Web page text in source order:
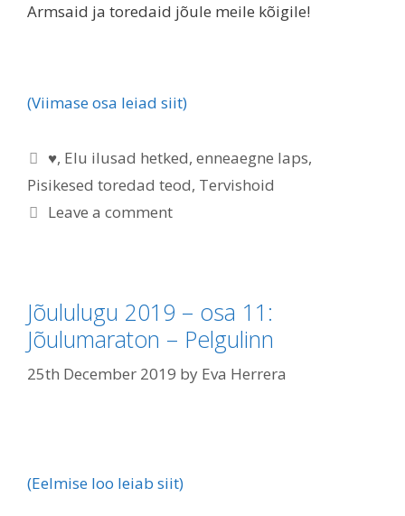
Armsaid ja toredaid jõule meile kõigile!
(Viimase osa leiad siit)
♥, Elu ilusad hetked,enneaegne laps,
Pisikesed toredad teod, Tervishoid
Leave a comment
Jõululugu 2019 – osa 11:
Jõulumaraton – Pelgulinn
25th December 2019 by Eva Herrera
(Eelmise loo leiab siit)